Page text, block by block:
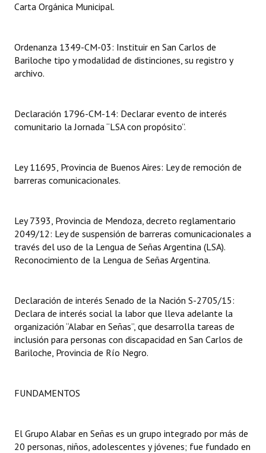
Digesto
DOCUMENTOS
Proyectos Presentados
Actas de Sesión
Actas de Audiencias Públicas
NORMATIVA
Declaraciones
Resoluciones
INSTITUCIONAL
Noticias Destacadas
Carta Orgánica Municipal.
Ordenanza 1349-CM-03: Instituir en San Carlos de
Bariloche tipo y modalidad de distinciones, su registro y
archivo.
Declaración 1796-CM-14: Declarar evento de interés
comunitario la Jornada “LSA con propósito”.
Ley 11695, Provincia de Buenos Aires: Ley de remoción de
barreras comunicacionales.
Ley 7393, Provincia de Mendoza, decreto reglamentario
2049/12: Ley de suspensión de barreras comunicacionales a
través del uso de la Lengua de Señas Argentina (LSA).
Reconocimiento de la Lengua de Señas Argentina.
Declaración de interés Senado de la Nación S-2705/15:
Declara de interés social la labor que lleva adelante la
organización “Alabar en Señas”, que desarrolla tareas de
inclusión para personas con discapacidad en San Carlos de
Bariloche, Provincia de Río Negro.
FUNDAMENTOS
El Grupo Alabar en Señas es un grupo integrado por más de
20 personas, niños, adolescentes y jóvenes; fue fundado en